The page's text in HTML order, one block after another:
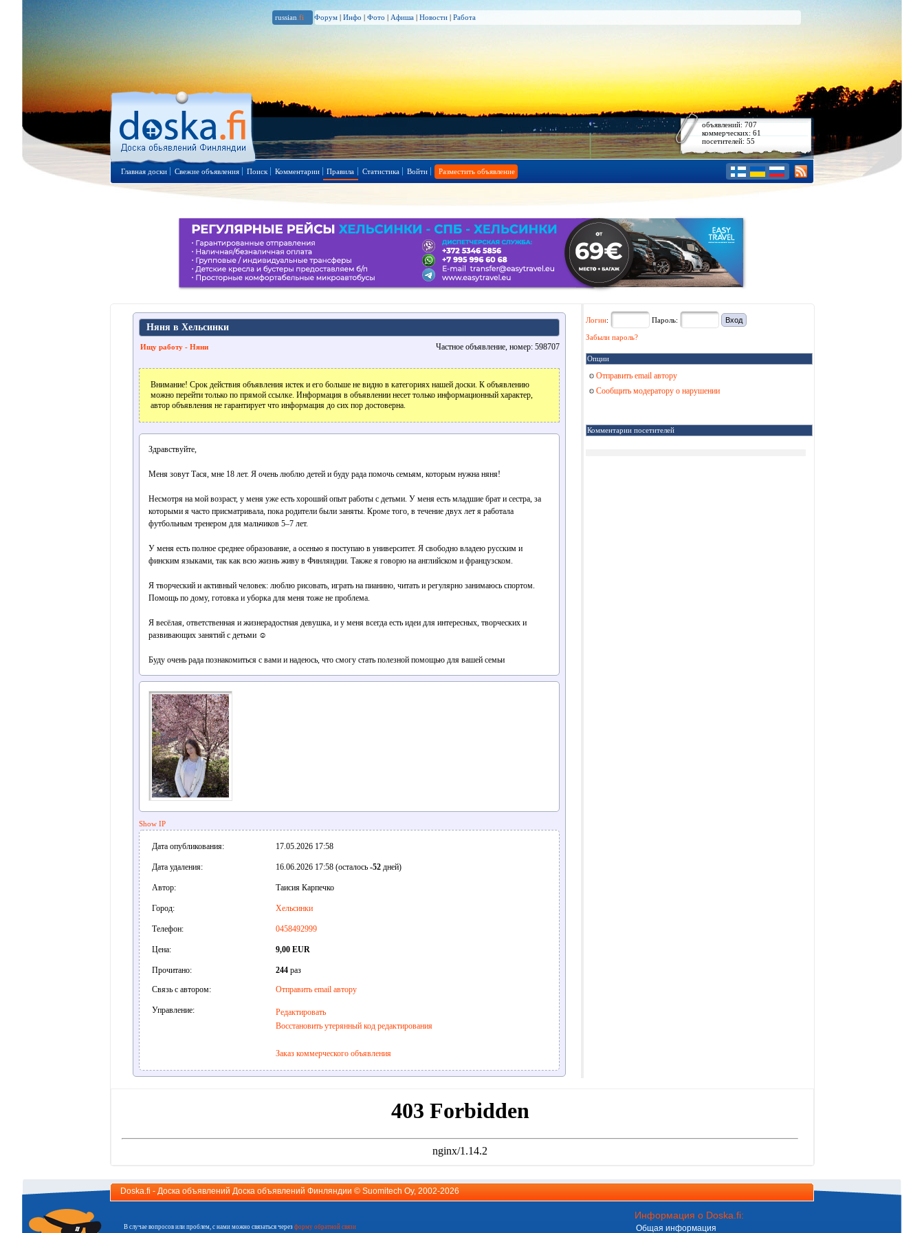
russian .fi Форум | Инфо | Фото | Афиша | Новости | Работа
объявлений: 707
коммерческих: 61
посетителей: 55
Главная доски Свежие объявления Поиск Комментарии Правила Статистика Войти Разместить объявление
Няня в Хельсинки
Ищу работу - Няни Частное объявление, номер: 598707
Внимание! Срок действия объявления истек и его больше не видно в категориях нашей доски. К объявлению
можно перейти только по прямой ссылке. Информация в объявлении несет только информационный характер,
автор объявления не гарантирует что информация до сих пор достоверна.
Здравствуйте,
Меня зовут Тася, мне 18 лет. Я очень люблю детей и буду рада помочь семьям, которым нужна няня!
Несмотря на мой возраст, у меня уже есть хороший опыт работы с детьми. У меня есть младшие брат и сестра, за
которыми я часто присматривала, пока родители были заняты. Кроме того, в течение двух лет я работала
футбольным тренером для мальчиков 5–7 лет.
У меня есть полное среднее образование, а осенью я поступаю в университет. Я свободно владею русским и
финским языками, так как всю жизнь живу в Финляндии. Также я говорю на английском и французском.
Я творческий и активный человек: люблю рисовать, играть на пианино, читать и регулярно занимаюсь спортом.
Помощь по дому, готовка и уборка для меня тоже не проблема.
Я весёлая, ответственная и жизнерадостная девушка, и у меня всегда есть идеи для интересных, творческих и
развивающих занятий с детьми ☺️
Буду очень рада познакомиться с вами и надеюсь, что смогу стать полезной помощью для вашей семьи
Show IP
Дата опубликования: 17.05.2026 17:58
Дата удаления: 16.06.2026 17:58 (осталось -52дней)
Автор: Таисия Карпечко
Город: Хельсинки
Телефон: 0458492999
Цена: 9,00 EUR
Прочитано: 244раз
Связь с автором:
Отправить email автору
Управление:
Редактировать
Восстановить утерянный код редактирования
Заказ коммерческого объявления
Логин: Пароль:
Забыли пароль?
Опции
Отправить email автору
Сообщить модератору о нарушении
Комментарии посетителей
Doska.fi - Доска объявлений Доска объявлений Финляндии © Suomitech Oy, 2002-2026
В случае вопросов или проблем, с нами можно связаться через форму обратной связи
Информация о Doska.fi:
Общая информация